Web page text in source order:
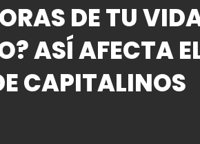
DE TU
ASÍ AFECTA
CAPITALINOS